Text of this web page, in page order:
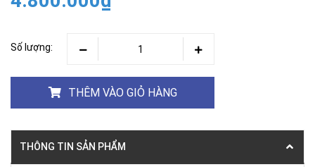
Số lượng:
THÊM VÀO GIỎ HÀNG
THÔNG TIN SẢN PHẨM